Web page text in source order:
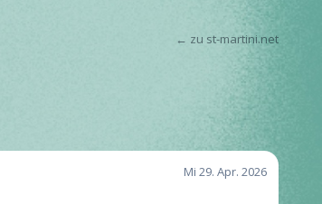
← zu st-martini.net
Mi 29. Apr. 2026